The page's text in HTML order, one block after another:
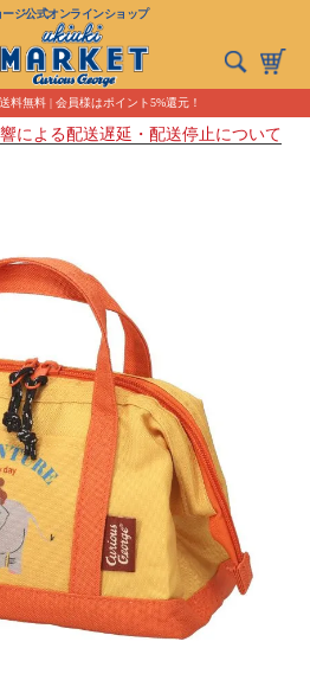
ージ公式オンラインショップ
料無料 | 会員様はポイント5%還元！
による配送遅延・配送停止について